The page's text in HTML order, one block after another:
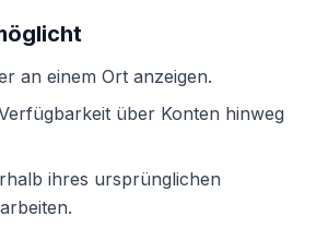
an einem Ort anzeigen.
über Konten hinweg
ihres ursprünglichen